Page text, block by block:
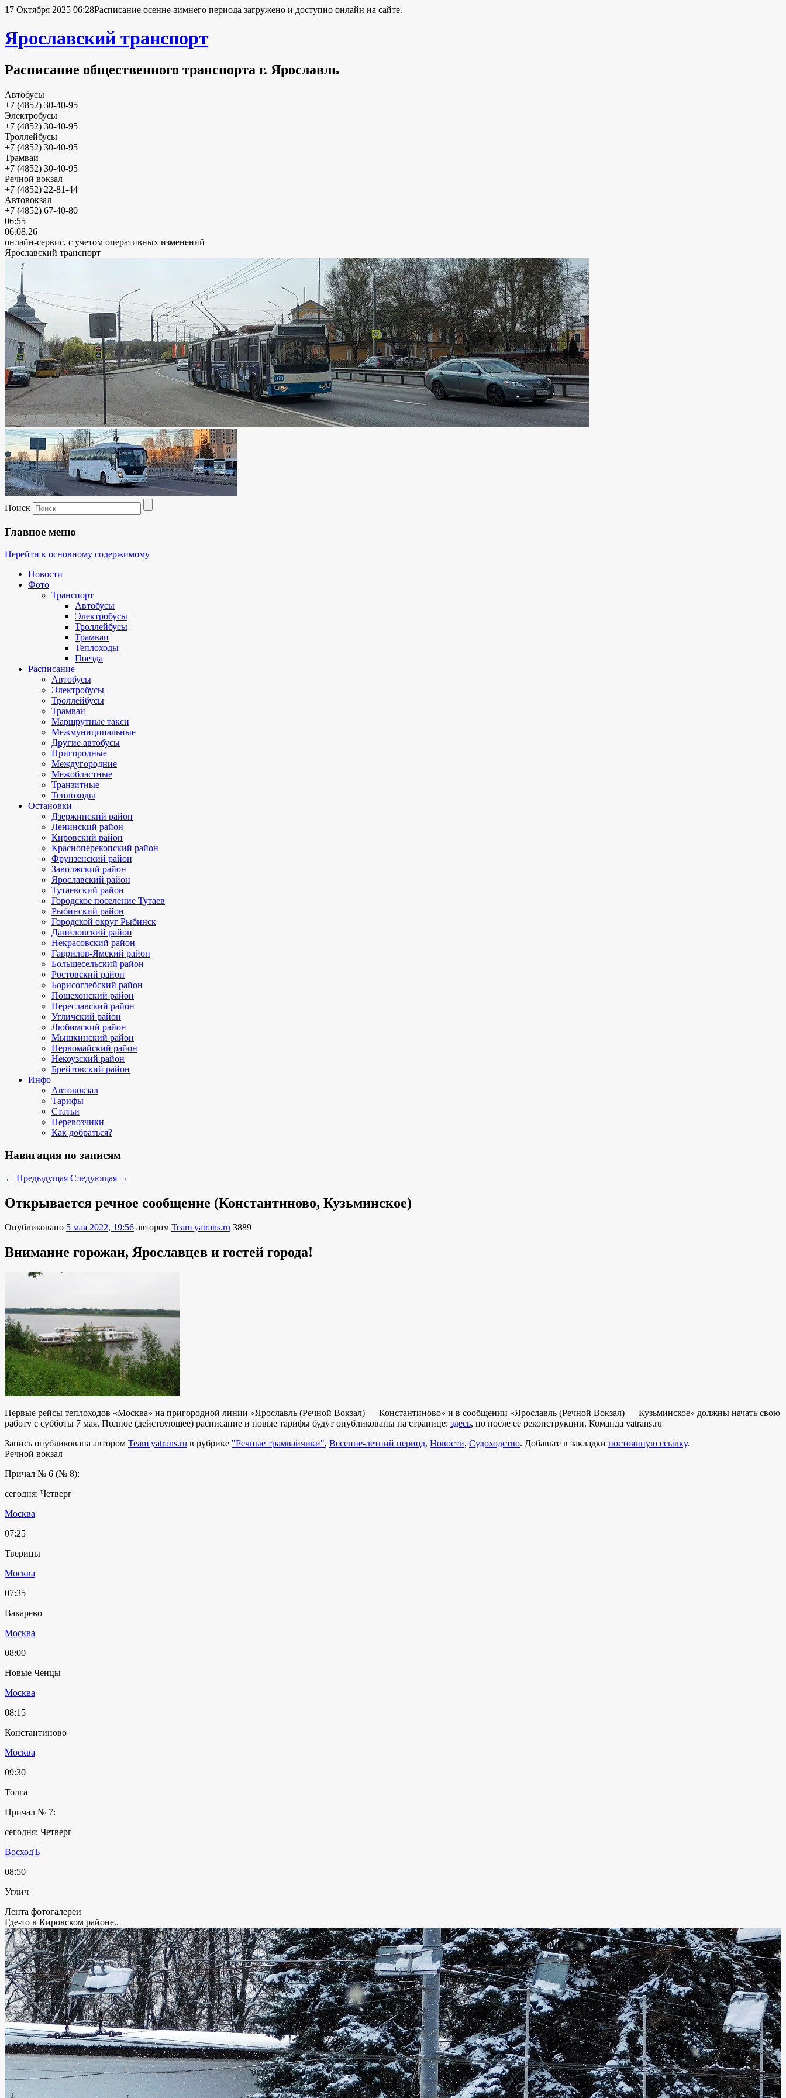
17 Октября 2025 06:28Расписание осенне-зимнего периода загружено и доступно онлайн на сайте.
Ярославский транспорт
Расписание общественного транспорта г. Ярославль
Автобусы
+7 (4852) 30-40-95
Электробусы
+7 (4852) 30-40-95
Троллейбусы
+7 (4852) 30-40-95
Трамваи
+7 (4852) 30-40-95
Речной вокзал
+7 (4852) 22-81-44
Автовокзал
+7 (4852) 67-40-80
06:55
06.08.26
онлайн-сервис, с учетом оперативных изменений
Ярославский транспорт
Поиск
Главное меню
Перейти к основному содержимому
Новости
Фото
Транспорт
Автобусы
Электробусы
Троллейбусы
Трамваи
Теплоходы
Поезда
Расписание
Автобусы
Электробусы
Троллейбусы
Трамваи
Маршрутные такси
Межмуниципальные
Другие автобусы
Пригородные
Междугородние
Межобластные
Транзитные
Теплоходы
Остановки
Дзержинский район
Ленинский район
Кировский район
Красноперекопский район
Фрунзенский район
Заволжский район
Ярославский район
Тутаевский район
Городское поселение Тутаев
Рыбинский район
Городской округ Рыбинск
Даниловский район
Некрасовский район
Гаврилов-Ямский район
Большесельский район
Ростовский район
Борисоглебский район
Пошехонский район
Переславский район
Угличский район
Любимский район
Мышкинский район
Первомайский район
Некоузский район
Брейтовский район
Инфо
Автовокзал
Тарифы
Статьи
Перевозчики
Как добраться?
Навигация по записям
← Предыдущая Следующая →
Открывается речное сообщение (Константиново, Кузьминское)
Опубликовано 5 мая 2022, 19:56 автором Team yatrans.ru 3889
Внимание горожан, Ярославцев и гостей города!
Первые рейсы теплоходов «Москва» на пригородной линии «Ярославль (Речной Вокзал) — Константиново» и в сообщении «Ярославль (Речной Вокзал) — Кузьминское» должны начать свою
работу с субботы 7 мая. Полное (действующее) расписание и новые тарифы будут опубликованы на странице: здесь, но после ее реконструкции. Команда yatrans.ru
Запись опубликована автором Team yatrans.ru в рубрике "Речные трамвайчики", Весенне-летний период, Новости, Судоходство. Добавьте в закладки постоянную ссылку.
Речной вокзал
Причал № 6 (№ 8):
сегодня: Четверг
Москва
07:25
Тверицы
Москва
07:35
Вакарево
Москва
08:00
Новые Ченцы
Москва
08:15
Константиново
Москва
09:30
Толга
Причал № 7:
сегодня: Четверг
ВосходЪ
08:50
Углич
Лента фотогалереи
Где-то в Кировском районе..